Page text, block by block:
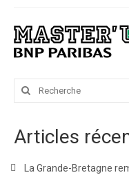
Rechercher
Articles
La Grande-Bretagne